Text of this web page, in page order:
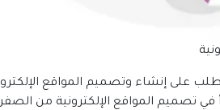
على إنشاء وتصميم المواقع
تصميم المواقع الإلكترونية من